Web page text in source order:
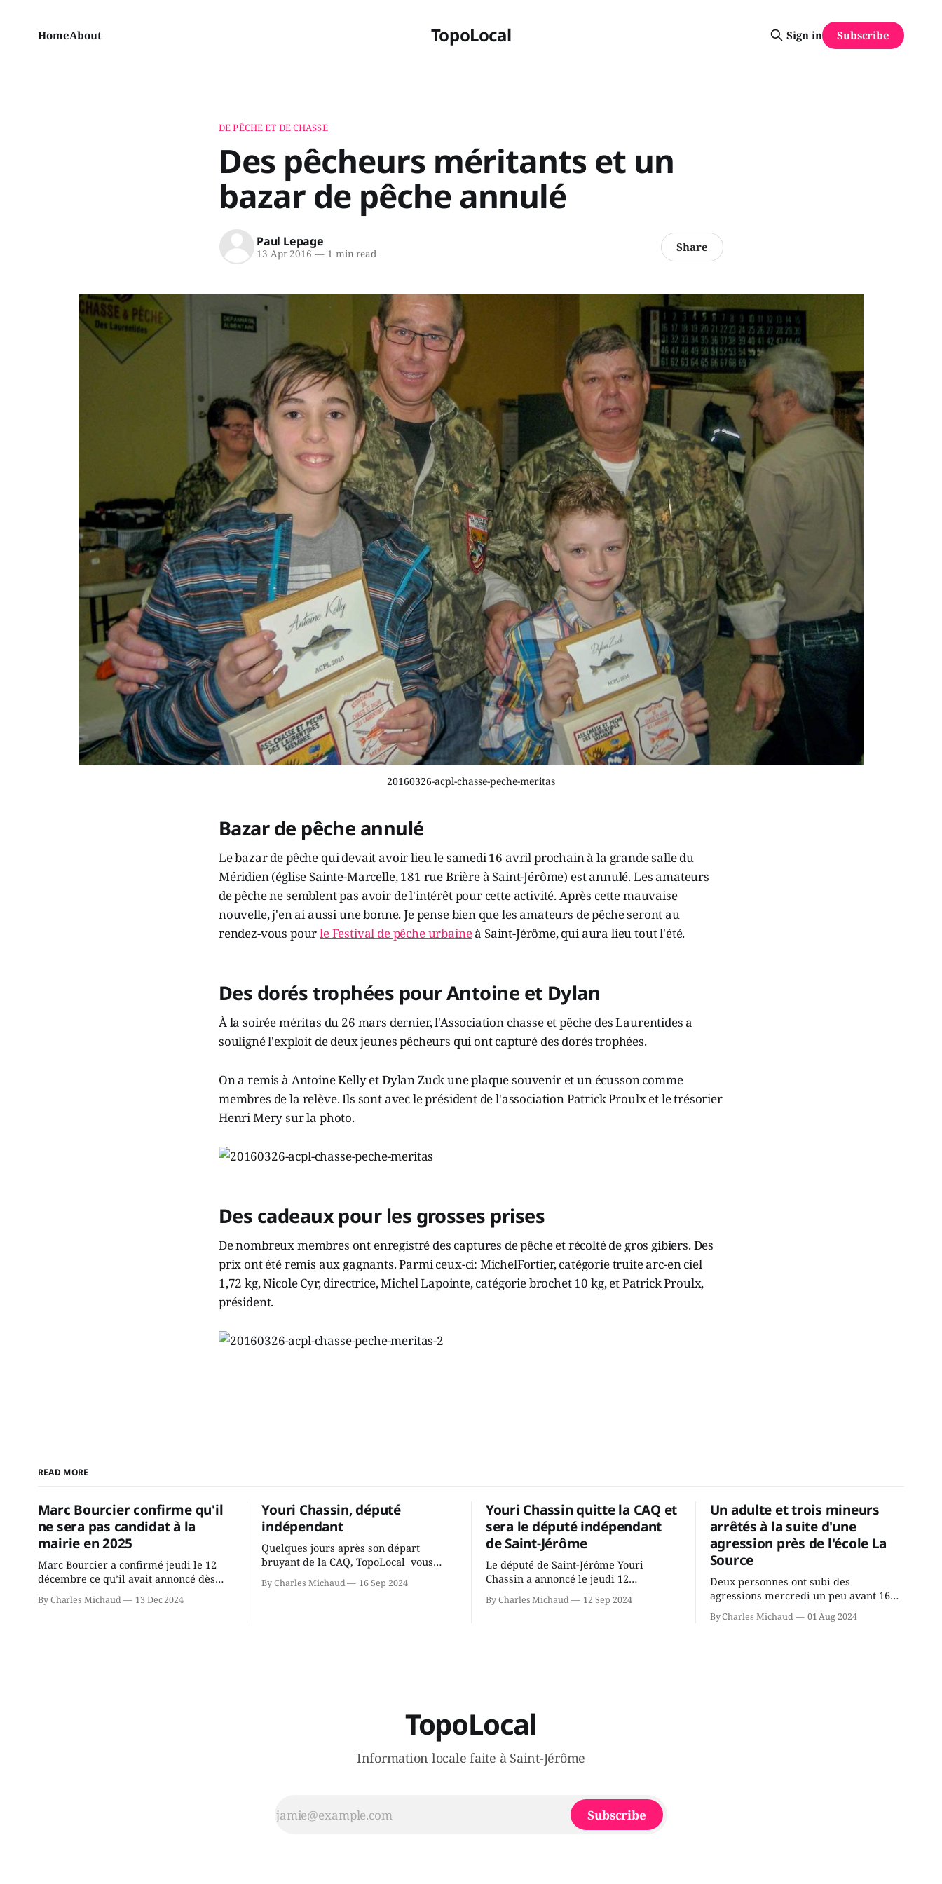
TopoLocal
HomeAbout Sign in Subscribe
DE PÊCHE ET DE CHASSE
Des pêcheurs méritants et un
bazar de pêche annulé
Paul Lepage
13 Apr 2016 —1 min read Share
20160326-acpl-chasse-peche-meritas
Bazar de pêche annulé
Le bazar de pêche qui devait avoir lieu le samedi 16 avril prochain à la grande salle du
Méridien (église Sainte-Marcelle, 181 rue Brière à Saint-Jérôme) est annulé. Les amateurs
de pêche ne semblent pas avoir de l'intérêt pour cette activité. Après cette mauvaise
nouvelle, j'en ai aussi une bonne. Je pense bien que les amateurs de pêche seront au
rendez-vous pourle Festival de pêche urbaineà Saint-Jérôme, qui aura lieu tout l'été.
Des dorés trophées pour Antoine et Dylan
À la soirée méritas du 26 mars dernier, l'Association chasse et pêche des Laurentides a
souligné l'exploit de deux jeunes pêcheurs qui ont capturé des dorés trophées.
On a remis à Antoine Kelly et Dylan Zuck une plaque souvenir et un écusson comme
membres de la relève. Ils sont avec le président de l'association Patrick Proulx et le trésorier
Henri Mery sur la photo.
Des cadeaux pour les grosses prises
De nombreux membres ont enregistré des captures de pêche et récolté de gros gibiers. Des
prix ont été remis aux gagnants. Parmi ceux-ci: MichelFortier, catégorie truite arc-en ciel
1,72 kg, Nicole Cyr, directrice, Michel Lapointe, catégorie brochet 10 kg, et Patrick Proulx,
président.
READ MORE
Marc Bourcier confirme qu'il
ne sera pas candidat à la
mairie en 2025
Marc Bourcier a confirmé jeudi le 12
décembre ce qu’il avait annoncé dès
2021: il ne sollicitera pas de deuxième
mandat à titre de maire de Saint-
By Charles Michaud 13 Dec 2024
Youri Chassin, député
indépendant
Quelques jours après son départ
bruyant de la CAQ, TopoLocal vous
présente une conversation avec Youri
Chassin. Nous avons causé de sa
By Charles Michaud 16 Sep 2024
Youri Chassin quitte la CAQ et
sera le député indépendant
de Saint-Jérôme
Le député de Saint-Jérôme Youri
Chassin a annoncé le jeudi 12
septembre qu'il quitte le caucus de la
Coalition Avenir Québec de François
By Charles Michaud 12 Sep 2024
Un adulte et trois mineurs
arrêtés à la suite d'une
agression près de l'école La
Source
Deux personnes ont subi des
agressions mercredi un peu avant 16h
à proximité de l'école primaire La
Source dans le secteur Bellefeuille de
By Charles Michaud 01 Aug 2024
TopoLocal
Information locale faite à Saint-Jérôme
Subscribe